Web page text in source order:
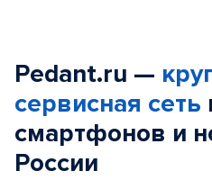
Pedant.ru —
сервисная сеть
смартфонов и
России